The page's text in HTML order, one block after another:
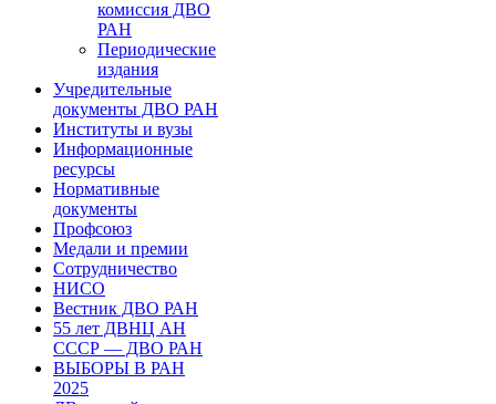
комиссия ДВО
РАН
Периодические
издания
Учредительные
документы ДВО РАН
Институты и вузы
Информационные
ресурсы
Нормативные
документы
Профсоюз
Медали и премии
Сотрудничество
НИСО
Вестник ДВО РАН
55 лет ДВНЦ АН
СССР — ДВО РАН
ВЫБОРЫ В РАН
2025